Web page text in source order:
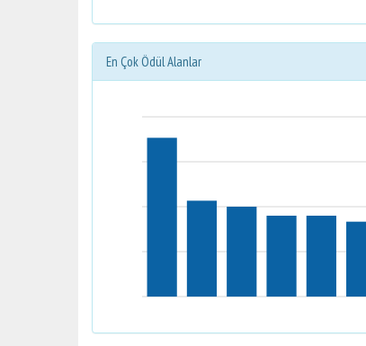
En Çok Ödül Alanlar